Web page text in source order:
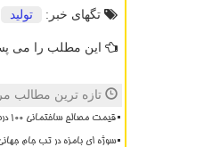
تگهای خبر: تولید
این مطلب را می
تازه ترین مطالب
قیمت مصالح ساختمانی ۱۰۰ درصد گران گردید
سوژه ای بامزه در تب جام